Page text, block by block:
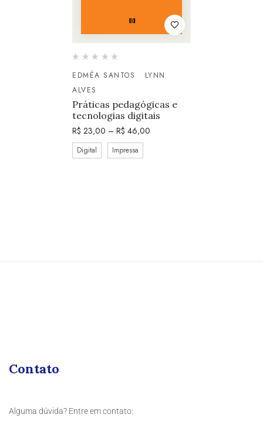
EDMÉA SANTOS
LYNN
ALVES
Práticas pedagógicas e
tecnologias digitais
R$ 23,00 – R$ 46,00
Digital Impressa
Contato
Alguma dúvida? Entre em contato: